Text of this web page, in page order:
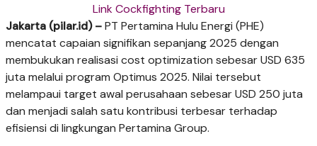
Link Cockfighting Terbaru
Jakarta (pilar.id) –PT Pertamina Hulu Energi (PHE)
mencatat capaian signifikan sepanjang 2025 dengan
membukukan realisasi cost optimization sebesar USD 635
juta melalui program Optimus 2025. Nilai tersebut
melampaui target awal perusahaan sebesar USD 250 juta
dan menjadi salah satu kontribusi terbesar terhadap
efisiensi di lingkungan Pertamina Group.